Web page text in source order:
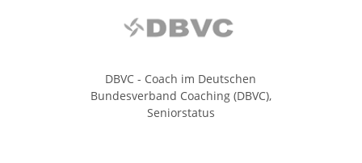
DBVC - Coach im Deutschen
Bundesverband Coaching (DBVC),
Seniorstatus